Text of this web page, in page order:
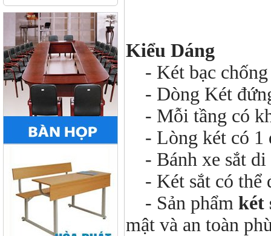
Kiểu Dáng
- Két bạc chống
- Dòng Két
- Mỗi tầng có
- Lòng két có 1
- Bánh xe sắt di
- Két sắt có thể
- Sản phẩm két
mật và an toàn